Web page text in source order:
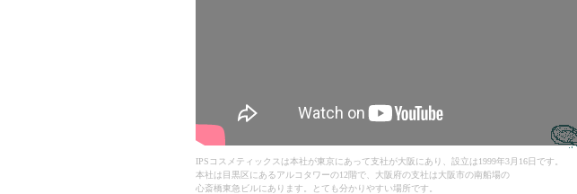
IPSコスメティックスは本社が東京にあって支社が大阪にあり、設立は1999年3月16日です。
本社は目黒区にあるアルコタワーの12階で、大阪府の支社は大阪市の南船場の
心斎橋東急ビルにあります。とても分かりやすい場所です。